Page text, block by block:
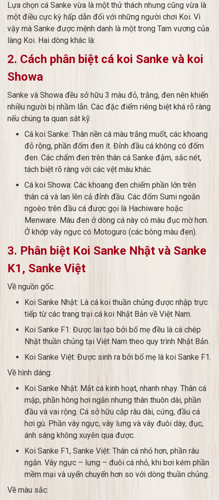
Lựa chọn cá Sanke vừa là một thử thách nhưng cũng vừa là
một điều cực kỳ hấp dẫn đối với những người chơi Koi. Vì
vậy mà Sanke được mệnh danh là một trong Tam vương của
làng Koi. Hai dòng khác là:
2. Cách phân biệt cá koi Sanke và koi
Showa
Sanke và Showa đều sở hữu 3 màu đỏ, trắng, đen nên khiến
nhiều người bị nhầm lẫn. Các đặc điểm riêng biệt khá rõ ràng
nếu chúng ta quan sát kỹ.
Cá koi Sanke: Thân nền cá màu trắng muốt, các khoang
đỏ rộng, phần đốm đen ít. Đỉnh đầu cá không có đốm
đen. Các chấm đen trên thân cá Sanke đậm, sắc nét,
tách biệt rõ ràng với các vệt màu khác.
Cá koi Showa: Các khoang đen chiếm phần lớn trên
thân cá và lan lên cả đỉnh đầu. Các đốm Sumi ngoằn
ngoèo trên đầu cá được gọi là Hachiware hoặc
Menware. Màu đen ở dòng cá này có màu đục mờ hơn.
Ở khớp vây ngực có Motoguro (các bông màu đen).
3. Phân biệt Koi Sanke Nhật và Sanke
K1, Sanke Việt
Về nguồn gốc:
Koi Sanke Nhật: Là cá koi thuần chủng được nhập trực
tiếp từ các trang trại cá koi Nhật Bản về Việt Nam.
Koi Sanke F1: Được lai tạo bởi bố mẹ đều là cá chép
Nhật thuần chủng tại Việt Nam theo quy trình Nhật Bản.
Koi Sanke Việt: Được sinh ra bởi bố mẹ là koi Sanke F1.
Về hình dáng:
Koi Sanke Nhật: Mắt cá kinh hoạt, nhanh nhạy. Thân cá
mập, phần hông hơi ngắn nhưng thân thuôn dài, phần
đầu và vai rộng. Cá sở hữu cắp râu dài, cứng, đầu cá
hơi gù. Phần vây ngực, vây lưng và vây đuôi dày, đục,
ánh sáng không xuyên qua được.
Koi Sanke F1, Sanke Việt: Thân cá nhỏ hơn, phần râu
ngắn. Vây ngực – lưng – đuôi cá nhỏ, khi bơi kém phần
mềm mại và uyển chuyển hơn so với dòng thuần chủng.
Về màu sắc: